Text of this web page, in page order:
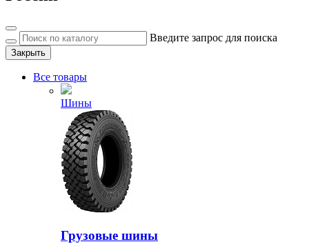
Введите запрос для поиска
Закрыть
Все товары
Шины
Грузовые шины